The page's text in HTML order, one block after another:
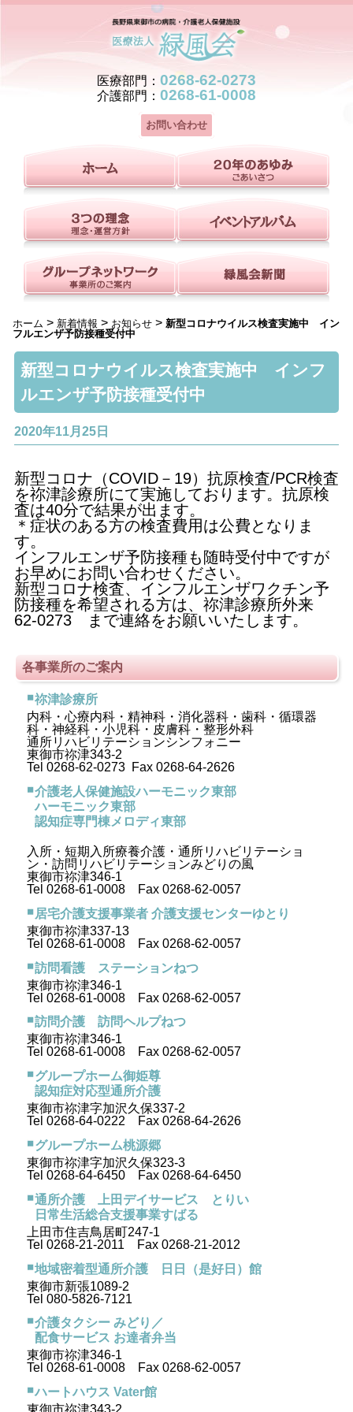
医療部門： 0268-62-0273
介護部門： 0268-61-0008
お問い合わせ
ホーム > 新着情報 > お知らせ > 新型コロナウイルス検査実施中 イン
フルエンザ予防接種受付中
新型コロナウイルス検査実施中 インフ
ルエンザ予防接種受付中
2020年11月25日
新型コロナ（COVID－19）抗原検査/PCR検査
を祢津診療所にて実施しております。抗原検
査は40分で結果が出ます。
＊症状のある方の検査費用は公費となりま
す。
インフルエンザ予防接種も随時受付中ですが
お早めにお問い合わせください。
新型コロナ検査、インフルエンザワクチン予
防接種を希望される方は、祢津診療所外来
62-0273 まで連絡をお願いいたします。
各事業所のご案内
祢津診療所
内科・心療内科・精神科・消化器科・歯科・循環器
科・神経科・小児科・皮膚科・整形外科
通所リハビリテーションシンフォニー
東御市祢津343-2
Tel 0268-62-0273 Fax 0268-64-2626
介護老人保健施設ハーモニック東部
ハーモニック東部
認知症専門棟メロディ東部
入所・短期入所療養介護・通所リハビリテーショ
ン・訪問リハビリテーションみどりの風
東御市祢津346-1
Tel 0268-61-0008 Fax 0268-62-0057
居宅介護支援事業者 介護支援センターゆとり
東御市祢津337-13
Tel 0268-61-0008 Fax 0268-62-0057
訪問看護 ステーションねつ
東御市祢津346-1
Tel 0268-61-0008 Fax 0268-62-0057
訪問介護 訪問ヘルプねつ
東御市祢津346-1
Tel 0268-61-0008 Fax 0268-62-0057
グループホーム御姫尊
認知症対応型通所介護
東御市祢津字加沢久保337-2
Tel 0268-64-0222 Fax 0268-64-2626
グループホーム桃源郷
東御市祢津字加沢久保323-3
Tel 0268-64-6450 Fax 0268-64-6450
通所介護 上田デイサービス とりい
日常生活総合支援事業すばる
上田市住吉鳥居町247-1
Tel 0268-21-2011 Fax 0268-21-2012
地域密着型通所介護 日日（是好日）館
東御市新張1089-2
Tel 080-5826-7121
介護タクシー みどり／
配食サービス お達者弁当
東御市祢津346-1
Tel 0268-61-0008 Fax 0268-62-0057
ハートハウス Vater館